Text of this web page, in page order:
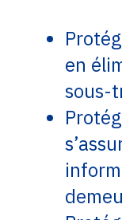
en
sous-